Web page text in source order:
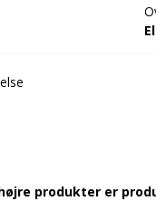
produkter er